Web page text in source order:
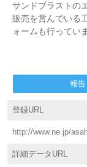
サンドブラストの
販売を営んでいる
ォームも行ってい
報告
登録URL
http://www.ne.jp/
詳細データURL